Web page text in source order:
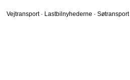
Vejtransport · Lastbilnyhederne · Søtransport